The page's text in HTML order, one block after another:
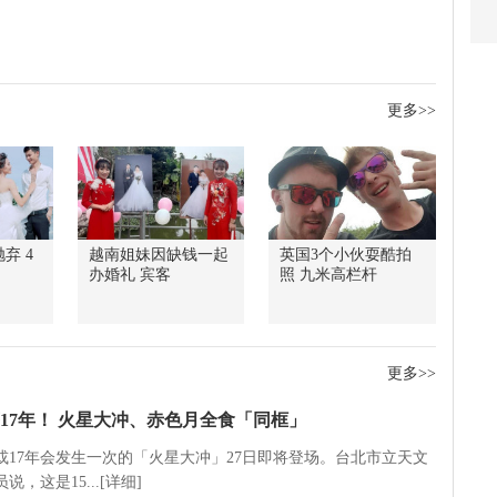
更多>>
弃 4
越南姐妹因缺钱一起
办婚礼 宾客
英国3个小伙耍酷拍
照 九米高栏杆
更多>>
年！ 火星大冲、赤色月全食「同框」
17年会发生一次的「火星大冲」27日即将登场。台北市立天文
说，这是15...[详细]